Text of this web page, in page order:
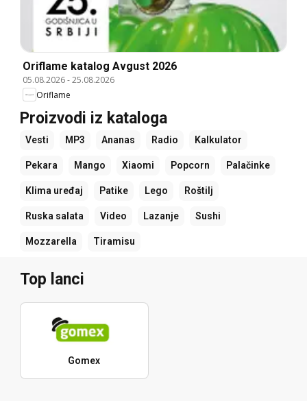
Oriflame katalog Avgust 2026
05.08.2026-25.08.2026
Oriflame
Proizvodi iz kataloga
Vesti MP3 Ananas Radio Kalkulator
Pekara Mango Xiaomi Popcorn Palačinke
Klima uređaj Patike Lego Roštilj
Ruska salata Video Lazanje Sushi
Mozzarella Tiramisu
Top lanci
Gomex